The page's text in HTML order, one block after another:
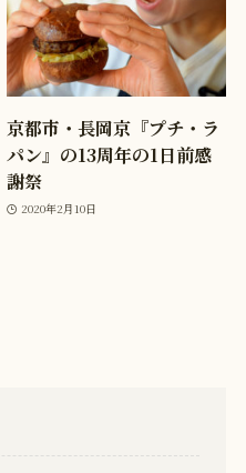
京都市・長岡京『プチ・ラ
パン』の13周年の1日前感
謝祭
2020年2月10日